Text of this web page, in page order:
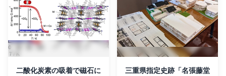
二酸化炭素の吸着で磁石に
三重県指定史跡「名張藤堂